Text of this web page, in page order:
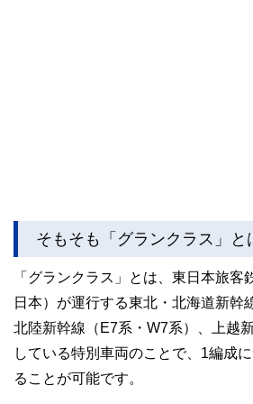
そもそも「グランクラス」と
「グランクラス」とは、東日本旅客
日本）が運行する東北・北海道新幹
北陸新幹線（E7系・W7系）、上越
している特別車両のことで、1編成
ることが可能です。